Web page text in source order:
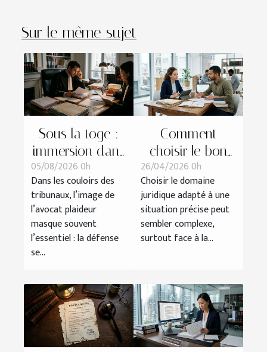
Sur le même sujet
Sous la toge :
immersion dans
la préparation
d’une défense
devant le
tribunal
05/08/2026 0h
Dans les couloirs des
tribunaux, l’image de
l’avocat plaideur
masque souvent
l’essentiel : la défense
se...
Comment
choisir le bon
domaine
juridique pour
votre situation ?
26/04/2026 0h
Choisir le domaine
juridique adapté à une
situation précise peut
sembler complexe,
surtout face à la...